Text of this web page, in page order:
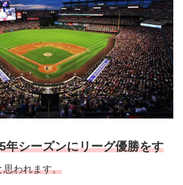
年シーズンにリーグ優勝をす
思われます。